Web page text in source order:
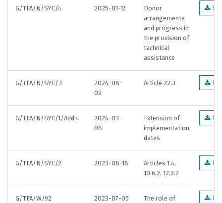
G/TFA/N/SYC/4 2025-01-17
Donor
arrangements
and progress in
the provision of
technical
assistance
G/TFA/N/SYC/3
2024-08-
02
Article 22.3
G/TFA/N/SYC/1/Add.4
2024-03-
08
Extension of
implementation
dates
G/TFA/N/SYC/2 2023-08-18
Articles 1.4,
10.6.2, 12.2.2
G/TFA/W/92 2023-07-05
The role of